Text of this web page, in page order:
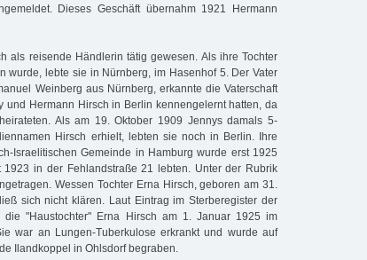
Dieses Geschäft übernahm 1921 Hermann
als reisende Händlerin tätig gewesen. Als ihre Tochter
wurde, lebte sie in Nürnberg, im Hasenhof 5. Der Vater
Weinberg aus Nürnberg, erkannte die Vaterschaft
und Hermann Hirsch in Berlin kennengelernt hatten, da
Als am 19. Oktober 1909 Jennys damals 5-
Hirsch erhielt, lebten sie noch in Berlin. Ihre
Israelitischen Gemeinde in Hamburg wurde erst 1925
in der Fehlandstraße 21 lebten. Unter der Rubrik
Wessen Tochter Erna Hirsch, geboren am 31.
sich nicht klären. Laut Eintrag im Sterberegister der
die "Haustochter" Erna Hirsch am 1. Januar 1925 im
war an Lungen-Tuberkulose erkrankt und wurde auf
Ilandkoppel in Ohlsdorf begraben.